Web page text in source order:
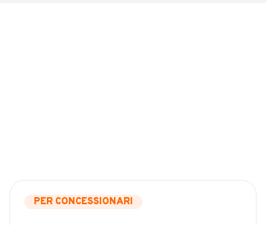
PER CONCESSIONARI